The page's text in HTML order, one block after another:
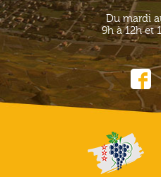
Du mardi
9h à 12h et